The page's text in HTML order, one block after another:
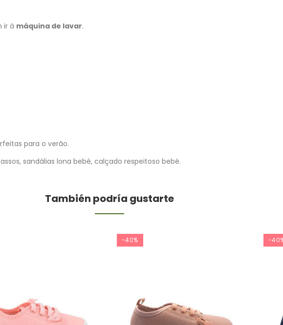
ir à máquina de lavar.
para o verão.
sandálias lona bebé, calçado respeitoso bebé.
También podría gustarte
-40% -